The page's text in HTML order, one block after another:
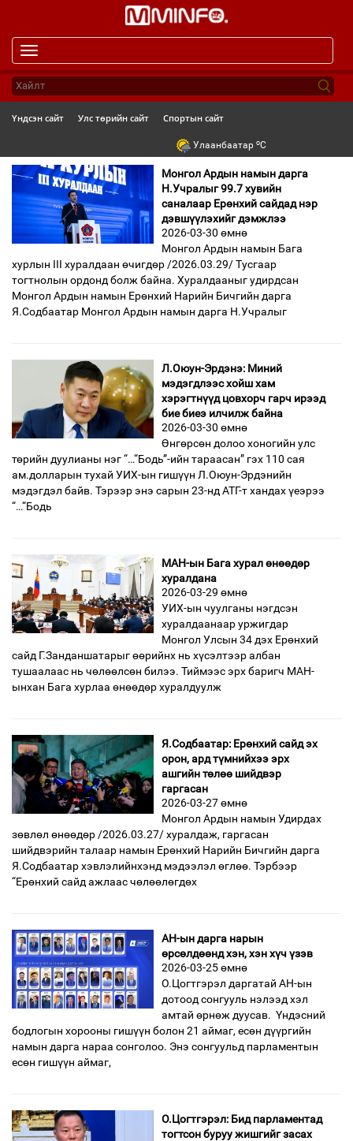
navigation
Үндсэн сайт Улс төрийн сайт Спортын сайт
Улаанбаатар oC
Монгол Ардын намын дарга
Н.Учралыг 99.7 хувийн
саналаар Ерөнхий сайдад нэр
дэвшүүлэхийг дэмжлээ
2026-03-30 өмнө
Монгол Ардын намын Бага
хурлын III хуралдаан өчигдөр /2026.03.29/ Тусгаар
тогтнолын ордонд болж байна. Хуралдааныг удирдсан
Монгол Ардын намын Ерөнхий Нарийн Бичгийн дарга
Я.Содбаатар Монгол Ардын намын дарга Н.Учралыг
Л.Оюун-Эрдэнэ: Миний
мэдэгдлээс хойш хам
хэрэгтнүүд цовхорч гарч ирээд
бие биеэ илчилж байна
2026-03-30 өмнө
Өнгөрсөн долоо хоногийн улс
төрийн дуулианы нэг “…“Бодь”-ийн тараасан” гэх 110 сая
ам.долларын тухай УИХ-ын гишүүн Л.Оюун-Эрдэнийн
мэдэгдэл байв. Тэрээр энэ сарын 23-нд АТГ-т хандах үеэрээ
“…“Бодь
МАН-ын Бага хурал өнөөдөр
хуралдана
2026-03-29 өмнө
УИХ-ын чуулганы нэгдсэн
хуралдаанаар уржигдар
Монгол Улсын 34 дэх Ерөнхий
сайд Г.Занданшатарыг өөрийнх нь хүсэлтээр албан
тушаалаас нь чөлөөлсөн билээ. Тиймээс эрх баригч МАН-
ынхан Бага хурлаа өнөөдөр хуралдуулж
Я.Содбаатар: Ерөнхий сайд эх
орон, ард түмнийхээ эрх
ашгийн төлөө шийдвэр
гаргасан
2026-03-27 өмнө
Монгол Ардын намын Удирдах
зөвлөл өнөөдөр /2026.03.27/ хуралдаж, гаргасан
шийдвэрийн талаар намын Ерөнхий Нарийн Бичгийн дарга
Я.Содбаатар хэвлэлийнхэнд мэдээлэл өглөө. Тэрбээр
“Ерөнхий сайд ажлаас чөлөөлөгдөх
АН-ын дарга нарын
өрсөлдөөнд хэн, хэн хүч үзэв
2026-03-25 өмнө
О.Цогтгэрэл даргатай АН-ын
дотоод сонгууль нэлээд хэл
амтай өрнөж дуусав. Үндэсний
бодлогын хорооны гишүүн болон 21 аймаг, есөн дүүргийн
намын дарга нараа сонголоо. Энэ сонгуульд парламентын
есөн гишүүн аймаг,
О.Цогтгэрэл: Бид парламентад
тогтсон буруу жишгийг засах